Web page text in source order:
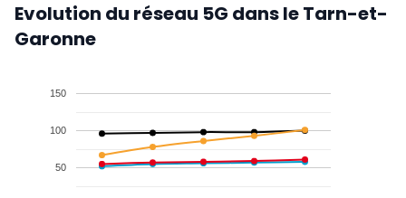
Evolution du réseau 5G dans le Tarn-et-
Garonne
50
100
150